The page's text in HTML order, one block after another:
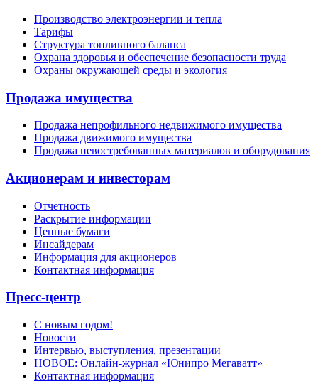
Производство электроэнергии и тепла
Тарифы
Структура топливного баланса
Охрана здоровья и обеспечение безопасности труда
Охраны окружающей среды и экология
Продажа имущества
Продажа непрофильного недвижимого имущества
Продажа движимого имущества
Продажа невостребованных материалов и оборудования
Акционерам и инвесторам
Отчетность
Раскрытие информации
Ценные бумаги
Инсайдерам
Информация для акционеров
Контактная информация
Пресс-центр
С новым годом!
Новости
Интервью, выступления, презентации
НОВОЕ: Онлайн-журнал «Юнипро Мегаватт»
Контактная информация